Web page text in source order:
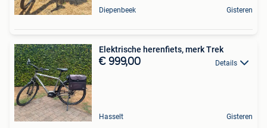
Diepenbeek Gisteren
Elektrische herenfiets, merk Trek
€ 999,00 Details
Hasselt Gisteren